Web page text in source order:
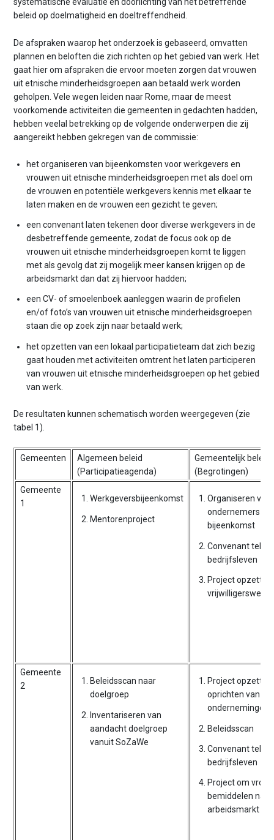
systematische evaluatie en doorlichting van het betreffende
beleid op doelmatigheid en doeltreffendheid.
De afspraken waarop het onderzoek is gebaseerd, omvatten
plannen en beloften die zich richten op het gebied van werk. Het
gaat hier om afspraken die ervoor moeten zorgen dat vrouwen
uit etnische minderheidsgroepen aan betaald werk worden
geholpen. Vele wegen leiden naar Rome, maar de meest
voorkomende activiteiten die gemeenten in gedachten hadden,
hebben veelal betrekking op de volgende onderwerpen die zij
aangereikt hebben gekregen van de commissie:
het organiseren van bijeenkomsten voor werkgevers en
vrouwen uit etnische minderheidsgroepen met als doel om
de vrouwen en potentiële werkgevers kennis met elkaar te
laten maken en de vrouwen een gezicht te geven;
een convenant laten tekenen door diverse werkgevers in de
desbetreffende gemeente, zodat de focus ook op de
vrouwen uit etnische minderheidsgroepen komt te liggen
met als gevolg dat zij mogelijk meer kansen krijgen op de
arbeidsmarkt dan dat zij hiervoor hadden;
een CV- of smoelenboek aanleggen waarin de profielen
en/of foto’s van vrouwen uit etnische minderheidsgroepen
staan die op zoek zijn naar betaald werk;
het opzetten van een lokaal participatieteam dat zich bezig
gaat houden met activiteiten omtrent het laten participeren
van vrouwen uit etnische minderheidsgroepen op het gebied
van werk.
De resultaten kunnen schematisch worden weergegeven (zie
tabel 1).
Gemeenten
Algemeen beleid
(Participatieagenda)
Gemeentelijk beleid
(Begrotingen)
Gemeente
1
Werkgeversbijeenkomst
Mentorenproject
Organiseren van
ondernemers-
bijeenkomst
Convenant
bedrijfsleven
Project opzetten
vrijwilligerswerk
Gemeente
2
Beleidsscan naar
doelgroep
Inventariseren van
aandacht doelgroep
vanuit SoZaWe
Project
oprichten van
ondernemingen
Beleidsscan
Convenant
bedrijfsleven
Project om
bemiddelen naar
arbeidsmarkt